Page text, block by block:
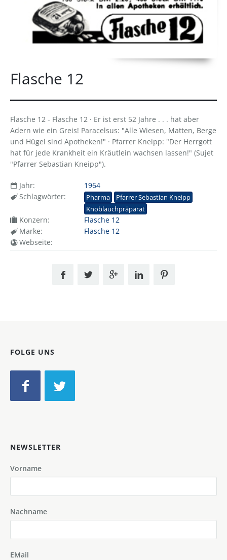
Flasche 12
Flasche 12 - Flasche 12 · Er ist erst 52 Jahre . . . hat aber
Adern wie ein Greis! Paracelsus: "Alle Wiesen, Matten, Berge
und Hügel sind Apotheken!" · Pfarrer Kneipp: "Der Herrgott
hat für jede Krankheit ein Kräutlein wachsen lassen!" (Sujet
"Pfarrer Sebastian Kneipp").
Jahr:
1964
Schlagwörter:
Pharma
Pfarrer Sebastian Kneipp
Knoblauchpräparat
Konzern:
Flasche 12
Marke:
Flasche 12
Webseite:
FOLGE UNS
NEWSLETTER
Vorname
Nachname
EMail